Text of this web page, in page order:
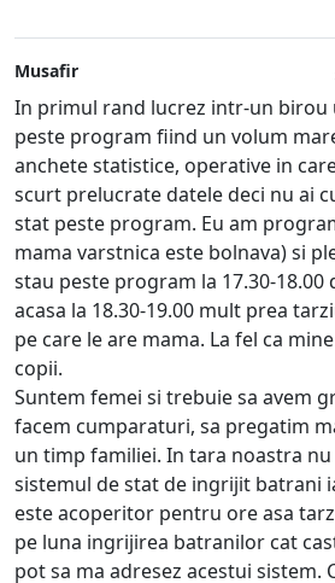
Musafir
In primul rand lucrez intr-un birou
peste program fiind un volum
anchete statistice, operative in
scurt prelucrate datele deci nu ai
stat peste program. Eu am
mama varstnica este bolnava) si
stau peste program la 17.30-18.00
acasa la 18.30-19.00 mult prea
pe care le are mama. La fel ca
copii.
Suntem femei si trebuie sa avem
facem cumparaturi, sa pregatim
un timp familiei. In tara noastra
sistemul de stat de ingrijit batrani
este acoperitor pentru ore asa
pe luna ingrijirea batranilor cat
pot sa ma adresez acestui sistem.